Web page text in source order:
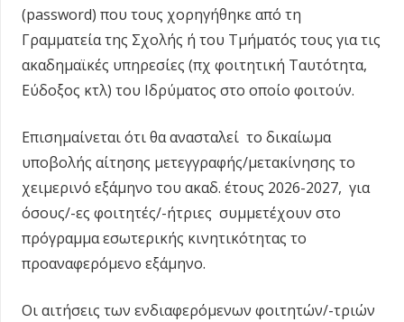
(password) που τους χορηγήθηκε από τη
Γραμματεία της Σχολής ή του Τμήματός τους για τις
ακαδημαϊκές υπηρεσίες (πχ φοιτητική Ταυτότητα,
Εύδοξος κτλ) του Ιδρύματος στο οποίο φοιτούν.
Επισημαίνεται ότι θα ανασταλεί το δικαίωμα
υποβολής αίτησης μετεγγραφής/μετακίνησης το
χειμερινό εξάμηνο του ακαδ. έτους 2026-2027, για
όσους/-ες φοιτητές/-ήτριες συμμετέχουν στο
πρόγραμμα εσωτερικής κινητικότητας το
προαναφερόμενο εξάμηνο.
Οι αιτήσεις των ενδιαφερόμενων φοιτητών/-τριών